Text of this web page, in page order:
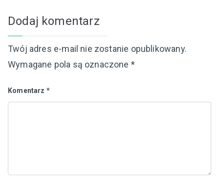
Dodaj komentarz
Twój adres e-mail nie zostanie opublikowany.
Wymagane pola są oznaczone *
Komentarz *